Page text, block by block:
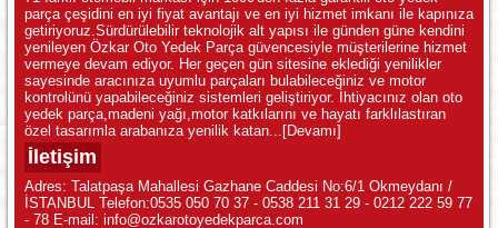
parça çeşidini en iyi fiyat avantajı ve en iyi hizmet imkanı ile kapınıza
getiriyoruz.Sürdürülebilir teknolojik alt yapısı ile günden güne kendini
yenileyen Özkar Oto Yedek Parça güvencesiyle müşterilerine hizmet
vermeye devam ediyor. Her geçen gün sitesine eklediği yenilikler
sayesinde aracınıza uyumlu parçaları bulabileceğiniz ve motor
kontrolünü yapabileceğiniz sistemleri geliştiriyor. İhtiyacınız olan oto
yedek parça,madeni yağı,motor katkılarını ve hayatı farklılastıran
özel tasarımla arabanıza yenilik katan... [Devamı]
İletişim
Adres: Talatpaşa Mahallesi Gazhane Caddesi No:6/1 Okmeydanı /
İSTANBUL Telefon:0535 050 70 37 - 0538 211 31 29 - 0212 222 59 77
- 78 E-mail: info@ozkarotoyedekparca.com